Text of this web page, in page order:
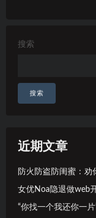
搜索
搜索
近期文章
防火防盗防闺蜜：
女优Noa隐退做web
“你找一个我还你一